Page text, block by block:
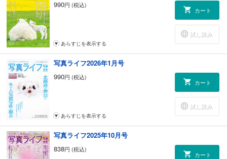
テレビ朝日アナウンサーであり、本誌で連載を担当している斎藤ちはる
さんが撮りためた写真で構成する2025年カレンダーが特別付録となりま
す。季節の被写体を斎藤さんの目線で切り取ったオリジナリティーのあ
る世界観が広がります。やさしい色調で描かれた作品で一年間心癒され
ながら、日々を楽しむことができます。
好評連載 わたしの心、ウゴク、ハネル、オドル。 ～グッド！な一瞬を探
して～ テーマ「赤と青」</b>
斎藤ちはる
990円 (税込)
カート
試し読み
あらすじを表示する
写真ライフ2026年1月号
990円 (税込)
カート
試し読み
あらすじを表示する
写真ライフ2025年10月号
838円 (税込)
カート